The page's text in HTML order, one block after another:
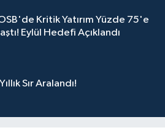
Kritik Yatırım Yüzde 75'e
Eylül Hedefi Açıklandı
Sır Aralandı!